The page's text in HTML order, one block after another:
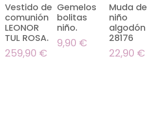
Vestido de
comunión
LEONOR
TUL ROSA.
259,90 €
Gemelos
bolitas
niño.
9,90 €
Muda de
niño
algodón
28176
22,90 €